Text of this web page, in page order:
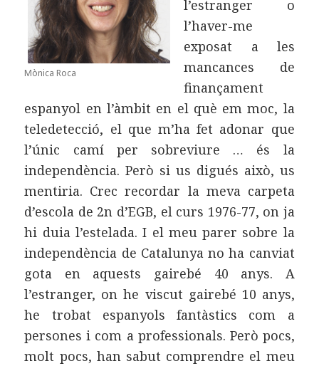
Mònica Roca
l’estranger o
l’haver-me
exposat a les
mancances de
finançament
espanyol en l’àmbit en el què em moc, la
teledetecció, el que m’ha fet adonar que
l’únic camí per sobreviure … és la
independència. Però si us digués això, us
mentiria. Crec recordar la meva carpeta
d’escola de 2n d’EGB, el curs 1976-77, on ja
hi duia l’estelada. I el meu parer sobre la
independència de Catalunya no ha canviat
gota en aquests gairebé 40 anys. A
l’estranger, on he viscut gairebé 10 anys,
he trobat espanyols fantàstics com a
persones i com a professionals. Però pocs,
molt pocs, han sabut comprendre el meu